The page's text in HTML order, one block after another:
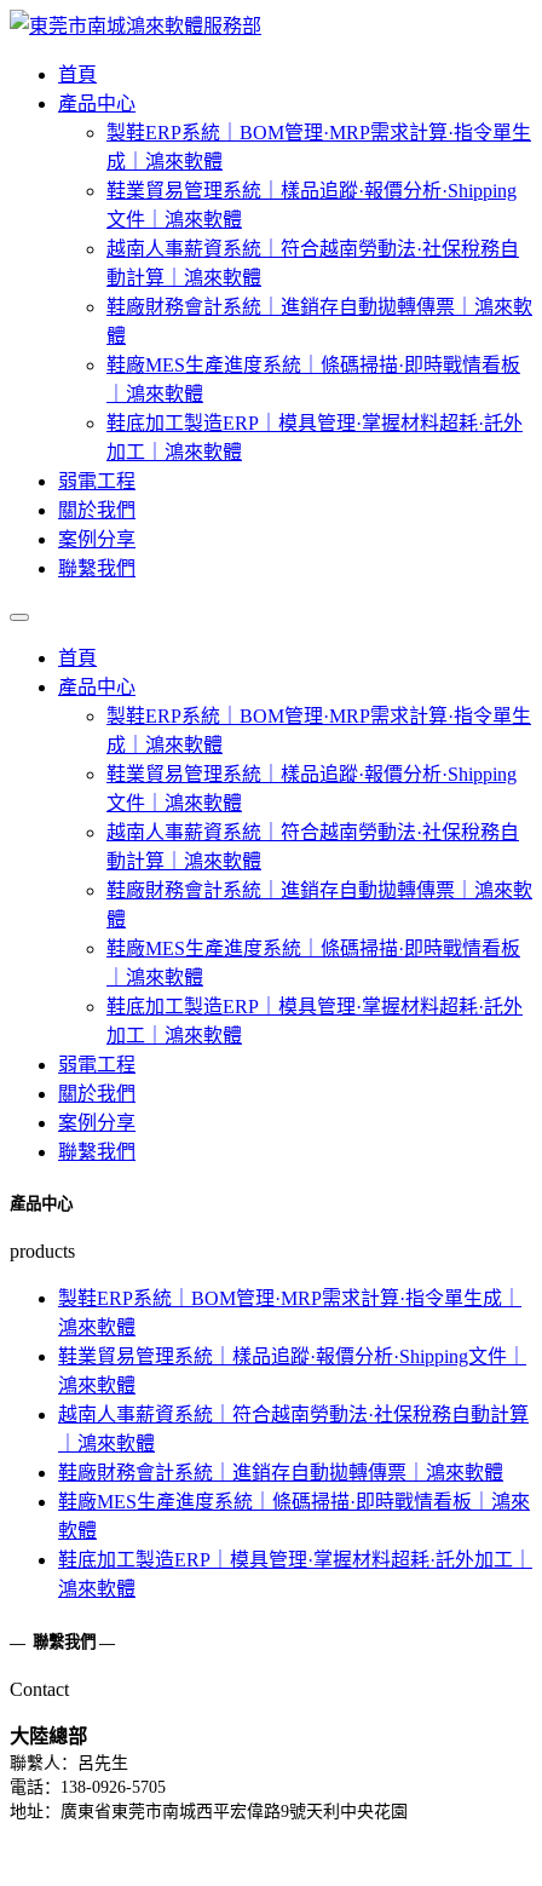
首頁
產品中心
製鞋ERP系統｜BOM管理·MRP需求計算·指令單生
成｜鴻來軟體
鞋業貿易管理系統｜樣品追蹤·報價分析·Shipping
文件｜鴻來軟體
越南人事薪資系統｜符合越南勞動法·社保稅務自
動計算｜鴻來軟體
鞋廠財務會計系統｜進銷存自動拋轉傳票｜鴻來軟
體
鞋廠MES生產進度系統｜條碼掃描·即時戰情看板
｜鴻來軟體
鞋底加工製造ERP｜模具管理·掌握材料超耗·託外
加工｜鴻來軟體
弱電工程
關於我們
案例分享
聯繫我們
首頁
產品中心
製鞋ERP系統｜BOM管理·MRP需求計算·指令單生
成｜鴻來軟體
鞋業貿易管理系統｜樣品追蹤·報價分析·Shipping
文件｜鴻來軟體
越南人事薪資系統｜符合越南勞動法·社保稅務自
動計算｜鴻來軟體
鞋廠財務會計系統｜進銷存自動拋轉傳票｜鴻來軟
體
鞋廠MES生產進度系統｜條碼掃描·即時戰情看板
｜鴻來軟體
鞋底加工製造ERP｜模具管理·掌握材料超耗·託外
加工｜鴻來軟體
弱電工程
關於我們
案例分享
聯繫我們
產品中心
products
製鞋ERP系統｜BOM管理·MRP需求計算·指令單生成｜
鴻來軟體
鞋業貿易管理系統｜樣品追蹤·報價分析·Shipping文件｜
鴻來軟體
越南人事薪資系統｜符合越南勞動法·社保稅務自動計算
｜鴻來軟體
鞋廠財務會計系統｜進銷存自動拋轉傳票｜鴻來軟體
鞋廠MES生產進度系統｜條碼掃描·即時戰情看板｜鴻來
軟體
鞋底加工製造ERP｜模具管理·掌握材料超耗·託外加工｜
鴻來軟體
— 聯繫我們 —
Contact
大陸總部
聯繫人：呂先生
電話：138-0926-5705
地址：廣東省東莞市南城西平宏偉路9號天利中央花園